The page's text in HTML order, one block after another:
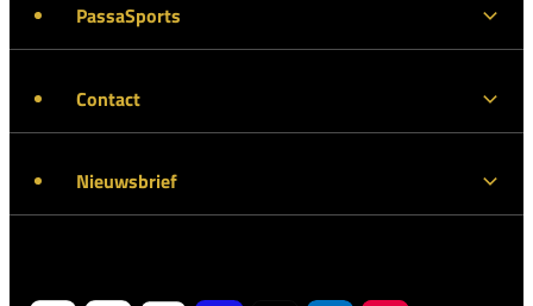
PassaSports
Contact
Nieuwsbrief